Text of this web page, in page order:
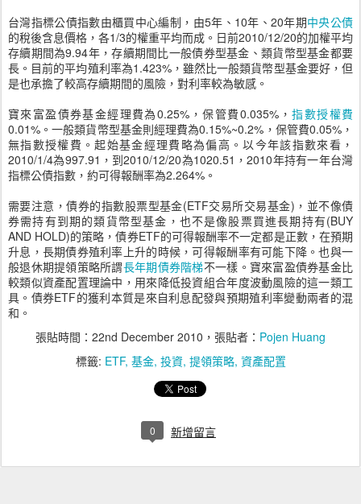
台灣指標公債指數由櫃買中心編制，由5年、10年、20年期中央公債
的稅後含息價格，各1/3的權重平均而成。日前2010/12/20的加權平均
存續期間為9.94年，存續期間比一般債券型基金、類貨幣型基金都要
長。目前的平均殖利率為1.423%，雖然比一般類貨幣型基金要好，但
是也承擔了較高存續期間的風險，對利率較為敏感。
寶來富盈債券基金經理費為0.25%，保管費0.035%，指數授權費
0.01%。一般類貨幣型基金則經理費為0.15%~0.2%，保管費0.05%，
無指數授權費。起始基金經理費略為偏高。以今年該指數來看，
2010/1/4為997.91，到2010/12/20為1020.51，2010年持有一年台灣
指標公債指數，約可得報酬率為2.264%。
需要注意，債券的指數股票型基金(ETF交易所交易基金)，並不像債
券需持有到期的類貨幣型基金，也不是像股票買進長期持有(BUY
AND HOLD)的策略，債券ETF的可得報酬率不一定都是正數，在預期
升息，長期債券殖利率上升的時候，可得報酬率有可能下降。也與一
般退休期提領策略所謂長年期債券階梯不一樣。寶來富盈債券基金比
較類似資產配置理論中，用來降低投資組合年度波動風險的這一類工
具。債券ETF的獲利本質是來自利息配發與預期殖利率變動兩者的混
和。
張貼時間： 22nd December 2010 ，張貼者： Pojen Huang
標籤: ETF 基金 投資 提領策略 資產配置
0 新增留言